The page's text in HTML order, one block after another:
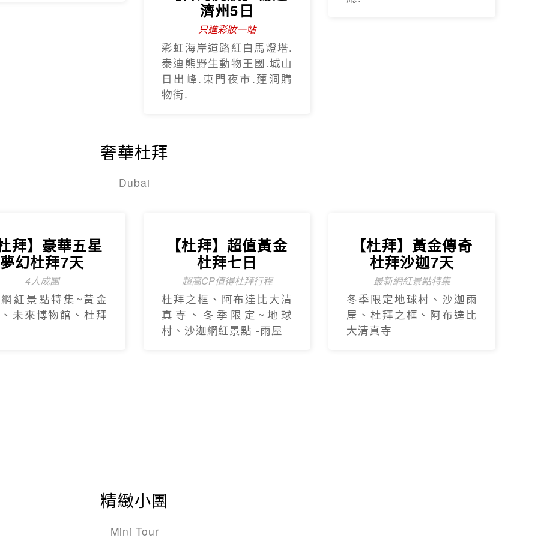
濟州5日
只進彩妝一站
彩虹海岸道路紅白馬燈塔.
泰迪熊野生動物王國.城山
日出峰.東門夜市.蓮洞購
物街.
奢華杜拜
Dubai
拜】豪華五星
夢幻杜拜7天
4人成團
紅景點特集~黃金
未來博物館、杜拜
【杜拜】超值黃金
杜拜七日
超高CP值得杜拜行程
杜拜之框、阿布達比大清
真寺、冬季限定~地球
村、沙迦網紅景點 -⾬屋
【杜拜】黃金傳奇
杜拜沙迦7天
最新網紅景點特集
冬季限定地球村、沙迦⾬
屋、杜拜之框、阿布達比
大清真寺
精緻小團
Mini Tour